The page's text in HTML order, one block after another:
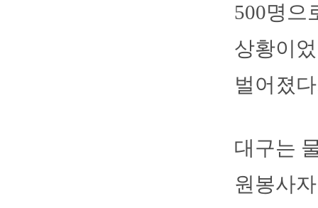
500명으
상황이
벌어졌
대구는
원봉사